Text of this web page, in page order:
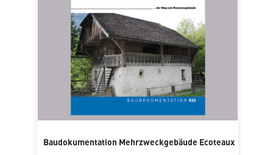
Baudokumentation Mehrzweckgebäude Ecoteaux